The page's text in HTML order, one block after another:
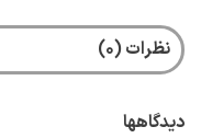
نظرات (0)
دیدگاهها